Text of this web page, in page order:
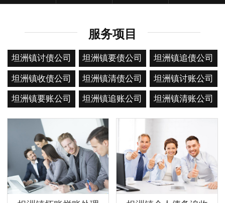
服务项目
坦洲镇讨债公司 坦洲镇要债公司 坦洲镇追债公司
坦洲镇收债公司 坦洲镇清债公司 坦洲镇讨账公司
坦洲镇要账公司 坦洲镇追账公司 坦洲镇清账公司